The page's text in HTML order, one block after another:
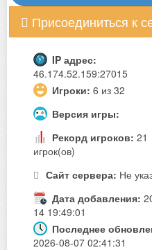
Присоединиться к
IP адрес:
46.174.52.159:27015
Игроки: 6 из 32
Версия игры:
Рекорд игроков: 21
игрок(ов)
Сайт сервера: Не
Дата добавления:
14 19:49:01
Последнее
2026-08-07 02:41:31